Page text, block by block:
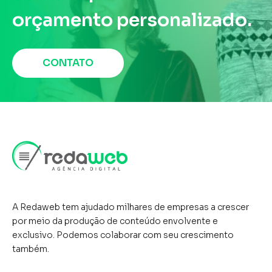
rádio, jornais e revistas, que
têm sido a espinha dorsal do
marketing ao longo das
décadas. No contexto do
tradicional pode ser tanto uma
vantagem quanto uma
forma como é utilizada. Embora
as ...
orçamento personalizado.
CONTATO
A Redaweb tem ajudado milhares de empresas a crescer
por meio da produção de conteúdo envolvente e
exclusivo. Podemos colaborar com seu crescimento
também.